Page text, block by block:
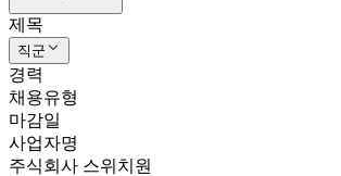
제목
직군
경력
채용유형
마감일
사업자명
주식회사 스위치원